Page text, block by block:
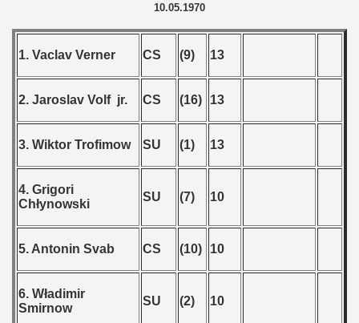
10.05.1970
1. Vaclav Verner CS (9) 13
2. Jaroslav Volf jr. CS (16) 13
3. Wiktor Trofimow SU (1) 13
4. Grigori
Chłynowski
SU (7) 10
5. Antonin Svab CS (10) 10
6. Władimir
Smirnow
SU (2) 10
- 2021
- 2023
- 2025